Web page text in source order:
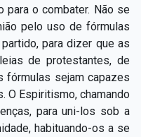
para o combater. Não se
pelo uso de fórmulas
para dizer que as
de protestantes, de
fórmulas sejam capazes
O Espiritismo, chamando
para uni-los sob a
habituando-os a se